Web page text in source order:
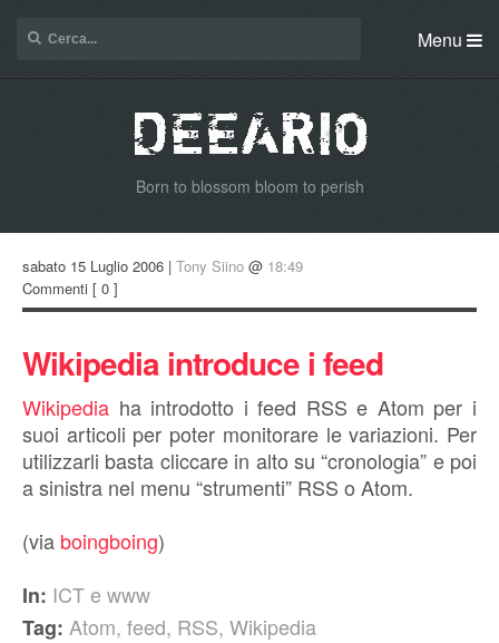
Menu
Born to blossom bloom to perish
sabato 15 Luglio 2006 | Tony Siino @ 18:49
Commenti [ 0 ]
Wikipedia introduce i feed
Wikipedia ha introdotto i feed RSS e Atom per i
suoi articoli per poter monitorare le variazioni. Per
utilizzarli basta cliccare in alto su “cronologia” e poi
a sinistra nel menu “strumenti” RSS o Atom.
(via boingboing)
In: ICT e www
Tag: Atom, feed, RSS, Wikipedia